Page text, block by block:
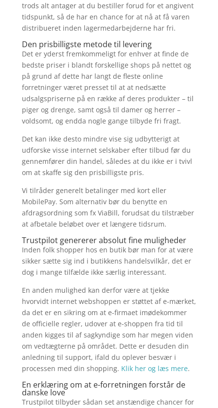
trods alt antager at du bestiller forud for et angivent
tidspunkt, så de har en chance for at nå at få varen
distribueret inden lagermedarbejderne har fri.
Den prisbilligste metode til levering
Det er yderst fremkommeligt for enhver at finde de
bedste priser i blandt forskellige shops på nettet og
på grund af dette har langt de fleste online
forretninger været presset til at at nedsætte
udsalgspriserne på en række af deres produkter – til
piger og drenge, samt også til damer og herrer –
voldsomt, og endda nogle gange tilbyde fri fragt.
Det kan ikke desto mindre vise sig udbytterigt at
udforske visse internet selskaber efter tilbud før du
gennemfører din handel, således at du ikke er i tvivl
om at skaffe sig den prisbilligste pris.
Vi tilråder generelt betalinger med kort eller
MobilePay. Som alternativ bør du benytte en
afdragsordning som fx ViaBill, forudsat du tilstræber
at afbetale beløbet over et længere tidsrum.
Trustpilot genererer absolut fine muligheder
Inden folk shopper hos en butik bør man for at være
sikker sætte sig ind i butikkens handelsvilkår, det er
dog i mange tilfælde ikke særlig interessant.
En anden mulighed kan derfor være at tjekke
hvorvidt internet webshoppen er støttet af e-mærket,
da det er en sikring om at e-firmaet imødekommer
de officielle regler, udover at e-shoppen fra tid til
anden kigges til af sagkyndige som har megen viden
om vedtægterne på området. Dette er desuden din
anledning til support, ifald du oplever besvær i
processen med din shopping. Klik her og læs mere.
En erklæring om at e-forretningen forstår de
danske love
Trustpilot tilbyder sådan set anstændige chancer for